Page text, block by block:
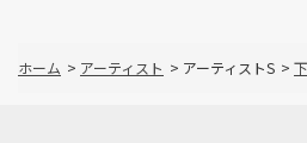
ホーム > アーティスト > アーティストS >